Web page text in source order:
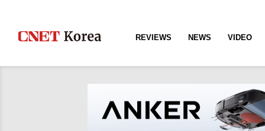
REVIEWS NEWS VIDEO